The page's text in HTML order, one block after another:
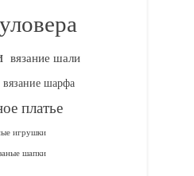
вязание шали
вязание шарфа
платье
игрушки
шапки